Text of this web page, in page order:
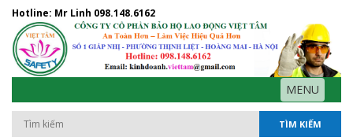
Hotline: Mr Linh 098.148.6162
MENU
TÌM KIẾM